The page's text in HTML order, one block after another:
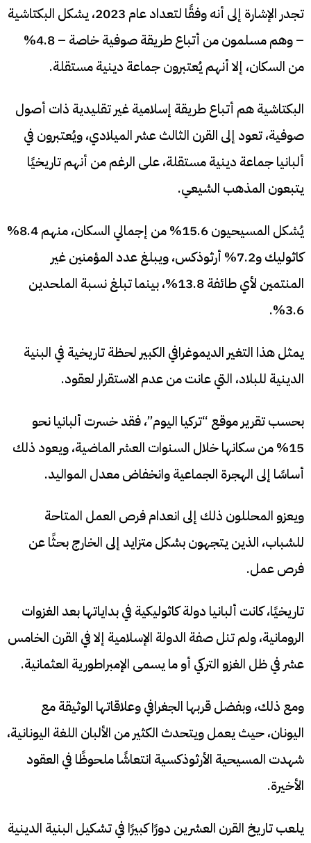
تجدر الإشارة إلى أنه وفقًا لتعداد عام 2023، يشكل البكتاشية
– وهم مسلمون من أتباع طريقة صوفية خاصة – 4.8%
من السكان، إلا أنهم يُعتبرون جماعة دينية مستقلة.
البكتاشية هم أتباع طريقة إسلامية غير تقليدية ذات أصول
صوفية، تعود إلى القرن الثالث عشر الميلادي، ويُعتبرون في
ألبانيا جماعة دينية مستقلة، على الرغم من أنهم تاريخيًا
يتبعون المذهب الشيعي.
يُشكل المسيحيون 15.6% من إجمالي السكان، منهم 8.4%
كاثوليك و7.2% أرثوذكس، ويبلغ عدد المؤمنين غير
المنتمين لأي طائفة 13.8%، بينما تبلغ نسبة الملحدين
3.6%.
يمثل هذا التغير الديموغرافي الكبير لحظة تاريخية في البنية
الدينية للبلاد، التي عانت من عدم الاستقرار لعقود.
بحسب تقرير موقع “تركيا اليوم”، فقد خسرت ألبانيا نحو
15% من سكانها خلال السنوات العشر الماضية، ويعود ذلك
أساسًا إلى الهجرة الجماعية وانخفاض معدل المواليد.
ويعزو المحللون ذلك إلى انعدام فرص العمل المتاحة
للشباب، الذين يتجهون بشكل متزايد إلى الخارج بحثًا عن
فرص عمل.
تاريخيًا، كانت ألبانيا دولة كاثوليكية في بداياتها بعد الغزوات
الرومانية، ولم تنل صفة الدولة الإسلامية إلا في القرن الخامس
عشر في ظل الغزو التركي أو ما يسمى الإمبراطورية العثمانية.
ومع ذلك، وبفضل قربها الجغرافي وعلاقاتها الوثيقة مع
اليونان، حيث يعمل ويتحدث الكثير من الألبان اللغة اليونانية،
شهدت المسيحية الأرثوذكسية انتعاشًا ملحوظًا في العقود
الأخيرة.
يلعب تاريخ القرن العشرين دورًا كبيرًا في تشكيل البنية الدينية